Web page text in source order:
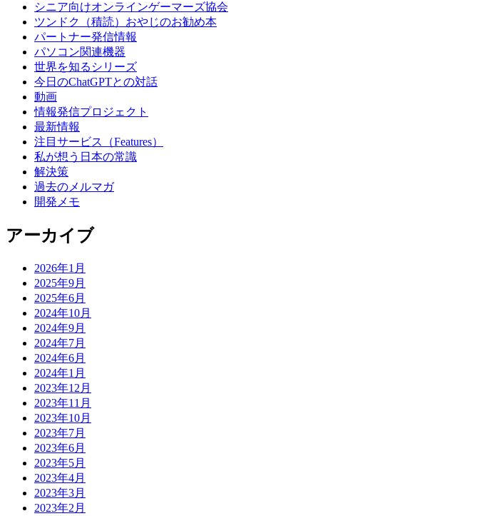
シニア向けオンラインゲーマーズ協会
ツンドク（積読）おやじのお勧め本
パートナー発信情報
パソコン関連機器
世界を知るシリーズ
今日のChatGPTとの対話
動画
情報発信プロジェクト
最新情報
注目サービス（Features）
私が想う日本の常識
解決策
過去のメルマガ
開発メモ
アーカイブ
2026年1月
2025年9月
2025年6月
2024年10月
2024年9月
2024年7月
2024年6月
2024年1月
2023年12月
2023年11月
2023年10月
2023年7月
2023年6月
2023年5月
2023年4月
2023年3月
2023年2月